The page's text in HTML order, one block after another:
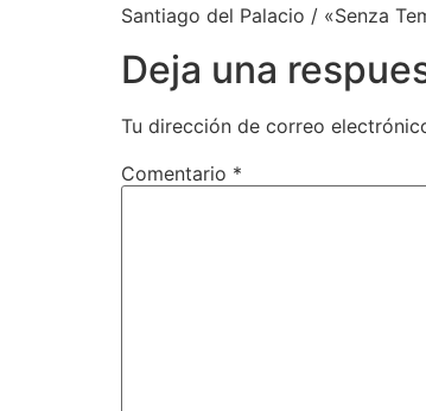
Santiago del Palacio / «Senza
Deja una
Tu dirección de correo
Comentario *